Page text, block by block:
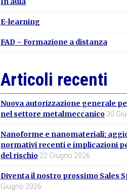
E-learning
FAD – Formazione a distanza
Articoli recenti
Nuova autorizzazione generale
nel settore metalmeccanico 30
Nanoforme e nanomateriali:
normativi recenti e implicazioni
del rischio 22 Giugno 2026
Diventa il nostro prossimo Sales
Giugno 2026